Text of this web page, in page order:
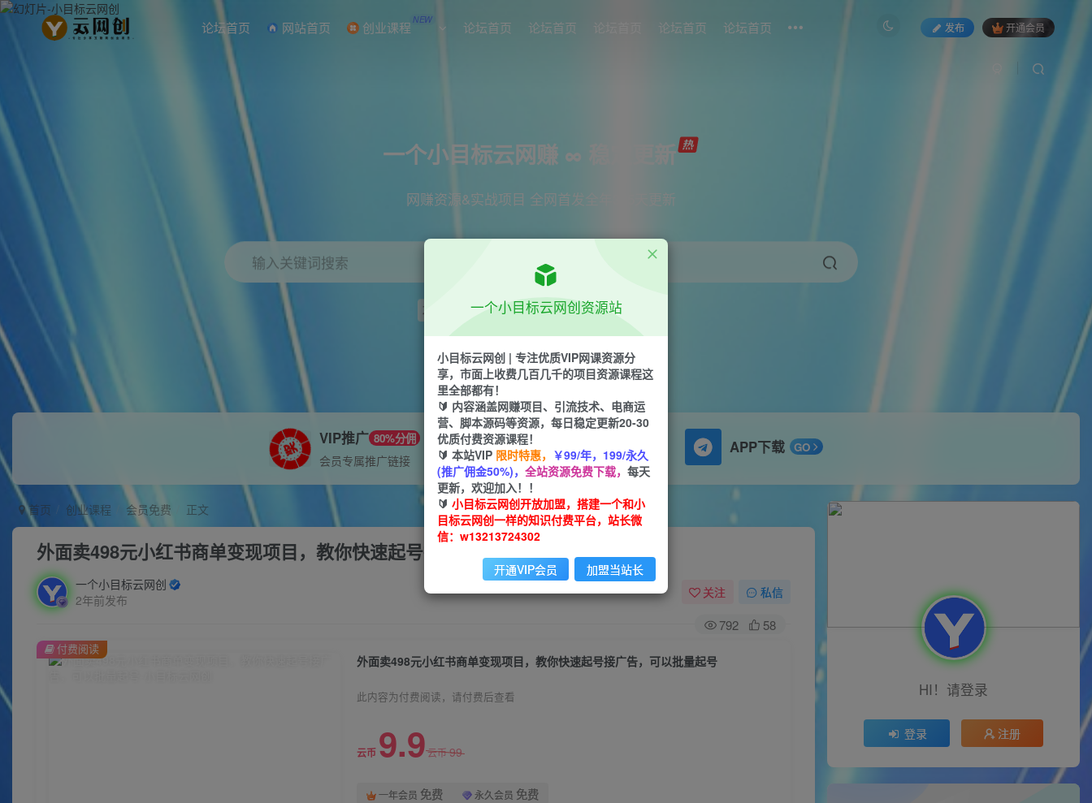
论坛首页 网站首页 创业课程 NEW 论坛首页 论坛首页 论坛首页 论坛首页 论坛首页 发布 开通会员
一个小目标云网赚 ∞ 稳定更新
网赚资源&实战项目 全网首发全年365天更新
输入关键词搜索
项目 引流 短视频 抖音 剪辑 小红书
VIP推广 80%分佣
会员专属推广链接
APP下载 GO
首页 创业课程 会员免费 正文
外面卖498元小红书商单变现项目，教你快速起号接广告，可以批量起号
一个小目标云网创
2年前发布
关注 私信
792 58
外面卖498元小红书商单变现项目，教你快速起号接广告，可以批量起号
此内容为付费阅读，请付费后查看
云币 9.9云币99
一年会员 免费 永久会员 免费
付费阅读
HI！请登录
登录 注册
一个小目标云网创资源站
小目标云网创 | 专注优质VIP网课资源分
享，市面上收费几百几千的项目资源课程这
里全部都有！
🔰 内容涵盖网赚项目、引流技术、电商运
营、脚本源码等资源，每日稳定更新20-30
优质付费资源课程！
🔰 本站VIP 限时特惠， ￥99/年，199/永久
(推广佣金50%)， 全站资源免费下载， 每天
更新，欢迎加入！！
🔰 小目标云网创开放加盟，搭建一个和小
目标云网创一样的知识付费平台，站长微
信：w13213724302
开通VIP会员 加盟当站长